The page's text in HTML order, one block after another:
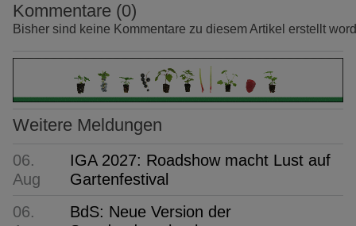
Kommentare (0)
Bisher sind keine Kommentare zu diesem Artikel erstellt
Weitere Meldungen
06.
Aug
IGA 2027: Roadshow macht Lust auf
Gartenfestival
06.
BdS: Neue Version der